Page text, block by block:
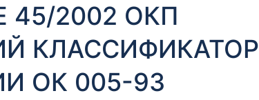
45/2002 ОКП
КЛАССИФИКАТОР
ОК 005-93